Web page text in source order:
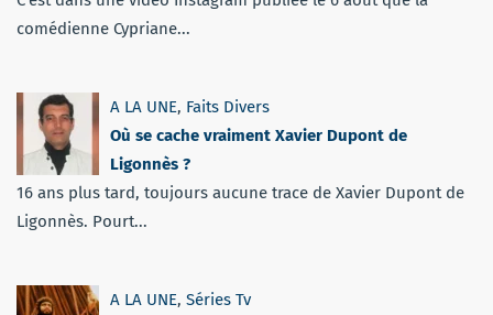
comédienne Cypriane...
A LA UNE, Faits Divers
Où se cache vraiment Xavier Dupont de
Ligonnès ?
16 ans plus tard, toujours aucune trace de Xavier Dupont de
Ligonnès. Pourt...
A LA UNE, Séries Tv